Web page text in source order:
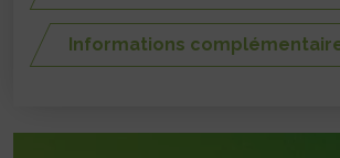
Informations